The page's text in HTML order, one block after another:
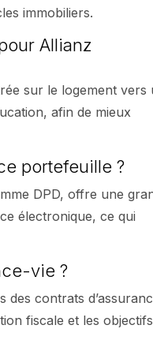
immobiliers.
Allianz
sur le logement vers
afin de mieux
portefeuille ?
DPD, offre une
électronique, ce qui
vie ?
des contrats
fiscale et les